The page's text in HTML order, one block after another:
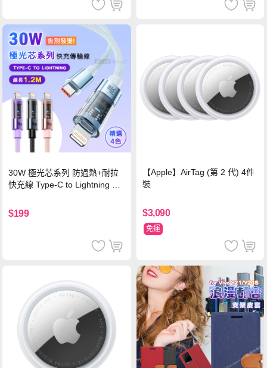
30W 極光芯系列 防過熱+耐拉
快充線 Type-C to Lightning 傳
$199
【Apple】AirTag (第 2 代) 4件
裝
$3,090
免運